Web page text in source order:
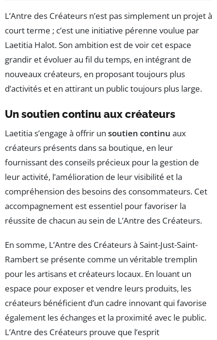
L’Antre des Créateurs n’est pas simplement un projet à
court terme ; c’est une initiative pérenne voulue par
Laetitia Halot. Son ambition est de voir cet espace
grandir et évoluer au fil du temps, en intégrant de
nouveaux créateurs, en proposant toujours plus
d’activités et en attirant un public toujours plus large.
Un soutien continu aux créateurs
Laetitia s’engage à offrir un soutien continu aux
créateurs présents dans sa boutique, en leur
fournissant des conseils précieux pour la gestion de
leur activité, l’amélioration de leur visibilité et la
compréhension des besoins des consommateurs. Cet
accompagnement est essentiel pour favoriser la
réussite de chacun au sein de L’Antre des Créateurs.
En somme, L’Antre des Créateurs à Saint-Just-Saint-
Rambert se présente comme un véritable tremplin
pour les artisans et créateurs locaux. En louant un
espace pour exposer et vendre leurs produits, les
créateurs bénéficient d’un cadre innovant qui favorise
également les échanges et la proximité avec le public.
L’Antre des Créateurs prouve que l’esprit